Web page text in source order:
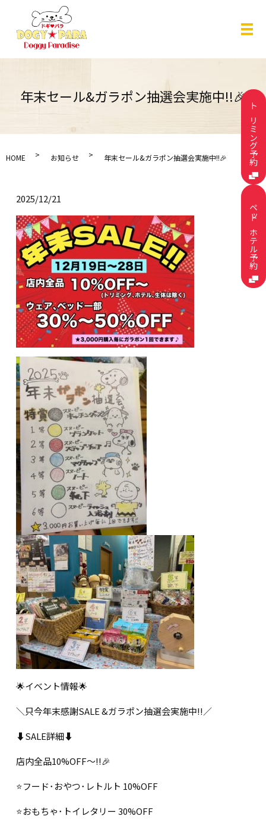
メ
トリミング予約
ペットホテル予約
年末セール&ガラポン抽選会実施中!!🎉
HOME お知らせ 年末セール&ガラポン抽選会実施中!!🎉
2025/12/21
🌟イベント情報🌟
＼只今年末感謝SALE &ガラポン抽選会実施中!!／
⬇️SALE詳細⬇️
店内全品10%OFF〜!!🎉
⭐️フード･おやつ･レトルト 10%OFF
⭐️おもちゃ･トイレタリー 30%OFF